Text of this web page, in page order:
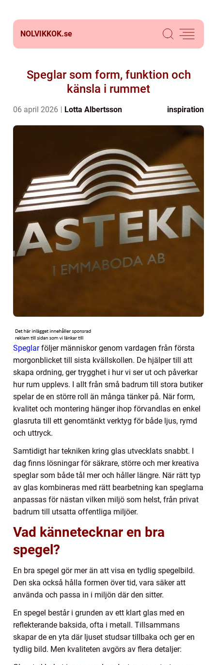
NOLVIKKOK.se
Speglar som form, funktion och
känsla i rummet
06 april 2026 Lotta Albertsson inspiration
Speglarföljer människor genom vardagen från första
morgonblicket till sista kvällskollen. De hjälper till att
skapa ordning, ger trygghet i hur vi ser ut och påverkar
hur rum upplevs. I allt från små badrum till stora butiker
spelar de en större roll än många tänker på. När form,
kvalitet och montering hänger ihop förvandlas en enkel
glasruta till ett genomtänkt verktyg för både ljus, rymd
och uttryck.
Samtidigt har tekniken kring glas utvecklats snabbt. I
dag finns lösningar för säkrare, större och mer kreativa
speglar som både tål mer och håller längre. När rätt typ
av glas kombineras med rätt bearbetning kan speglarna
anpassas för nästan vilken miljö som helst, från privat
badrum till utsatta offentliga miljöer.
Vad kännetecknar en bra
spegel?
En bra spegel gör mer än att visa en tydlig spegelbild.
Den ska också hålla formen över tid, vara säker att
använda och passa in i miljön där den sitter.
En spegel består i grunden av ett klart glas med en
reflekterande baksida, ofta i metall. Tillsammans
skapar de en yta där ljuset studsar tillbaka och ger en
tydlig bild. Men kvaliteten avgörs av flera detaljer: